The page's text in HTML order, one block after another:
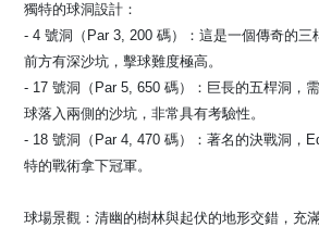
獨特的球洞設計：
- 4 號洞（Par 3, 200 碼）：這是一個傳奇的三
前方有深沙坑，擊球難度極高。
- 17 號洞（Par 5, 650 碼）：巨長的五桿洞，
球落入兩側的沙坑，非常具有考驗性。
- 18 號洞（Par 4, 470 碼）：著名的決戰洞，
特的戰術拿下冠軍。
球場景觀：清幽的樹林與起伏的地形交錯，充